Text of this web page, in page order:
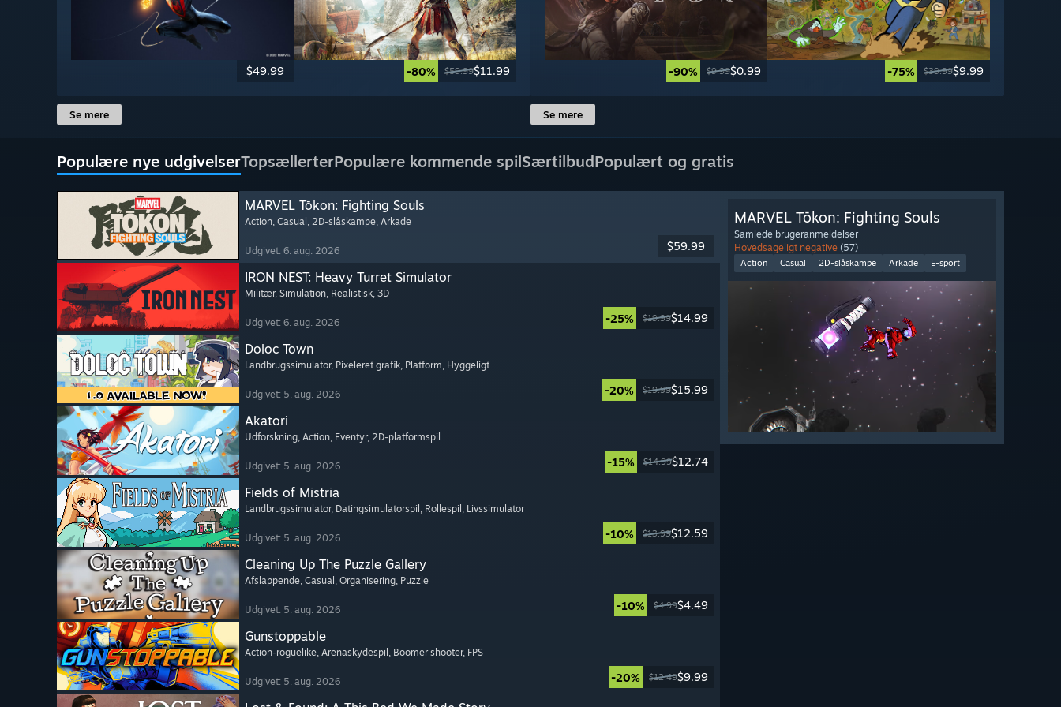
$49.99 -80% $59.99$11.99
Se mere
-90% $9.99$0.99 -75% $39.99$9.99
Se mere
Populære nye udgivelserTopsællerterPopulære kommende spilSærtilbudPopulært og gratis
MARVEL Tōkon: Fighting Souls
Action, Casual , 2D-slåskampe, Arkade
Udgivet: 6. aug. 2026 $59.99
IRON NEST: Heavy Turret Simulator
Militær, Simulation, Realistisk, 3D
Udgivet: 6. aug. 2026 -25% $19.99$14.99
Doloc Town
Landbrugssimulator, Pixeleret grafik, Platform, Hyggeligt
Udgivet: 5. aug. 2026 -20% $19.99$15.99
Akatori
Udforskning, Action, Eventyr, 2D-platformspil
Udgivet: 5. aug. 2026 -15% $14.99$12.74
Fields of Mistria
Landbrugssimulator, Datingsimulatorspil , Rollespil , Livssimulator
Udgivet: 5. aug. 2026 -10% $13.99$12.59
Cleaning Up The Puzzle Gallery
Afslappende, Casual , Organisering, Puzzle
Udgivet: 5. aug. 2026 -10% $4.99$4.49
Gunstoppable
Action-roguelike, Arenaskydespil , Boomer shooter, FPS
Udgivet: 5. aug. 2026 -20% $12.49$9.99
MARVEL Tōkon: Fighting Souls
Samlede brugeranmeldelser
Hovedsageligt negative (57)
Action Casual 2D-slåskampe Arkade E-sport